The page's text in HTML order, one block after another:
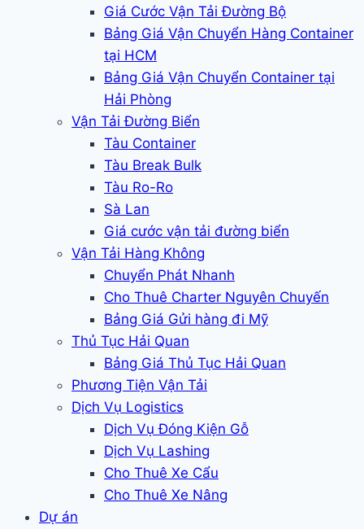
Giá Cước Vận Tải Đường Bộ
Bảng Giá Vận Chuyển Hàng Container
tại HCM
Bảng Giá Vận Chuyển Container tại
Hải Phòng
Vận Tải Đường Biển
Tàu Container
Tàu Break Bulk
Tàu Ro-Ro
Sà Lan
Giá cước vận tải đường biển
Vận Tải Hàng Không
Chuyển Phát Nhanh
Cho Thuê Charter Nguyên Chuyến
Bảng Giá Gửi hàng đi Mỹ
Thủ Tục Hải Quan
Bảng Giá Thủ Tục Hải Quan
Phương Tiện Vận Tải
Dịch Vụ Logistics
Dịch Vụ Đóng Kiện Gỗ
Dịch Vụ Lashing
Cho Thuê Xe Cẩu
Cho Thuê Xe Nâng
Dự án